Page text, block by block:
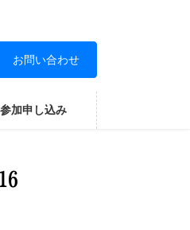
お問い合わせ
参加申し込み